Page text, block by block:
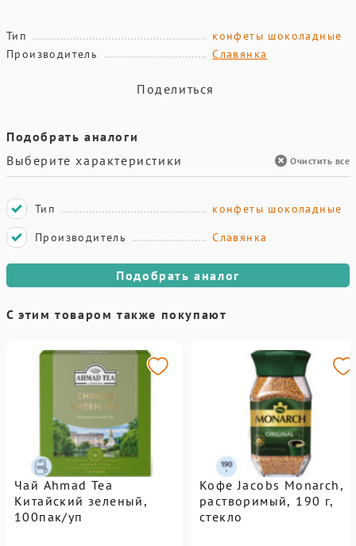
Тип
конфеты шоколадные
Производитель
Славянка
Поделиться
Подобрать аналоги
Выберите характеристики
Очистить все
Тип
конфеты шоколадные
Производитель
Славянка
Подобрать аналог
С этим товаром также покупают
Чай Ahmad Tea
Китайский зеленый,
100пак/уп
Кофе Jacobs Monarch,
растворимый, 190 г,
стекло